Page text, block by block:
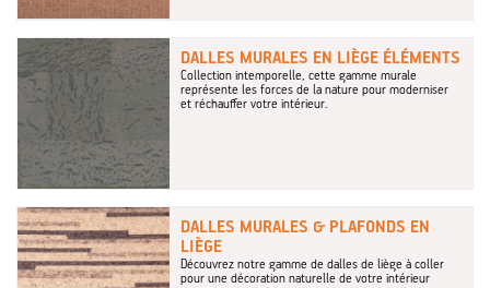
DALLES MURALES EN LIÈGE ÉLÉMENTS
Collection intemporelle, cette gamme murale
représente les forces de la nature pour moderniser
et réchauffer votre intérieur.
DALLES MURALES & PLAFONDS EN
LIÈGE
Découvrez notre gamme de dalles de liège à coller
pour une décoration naturelle de votre intérieur